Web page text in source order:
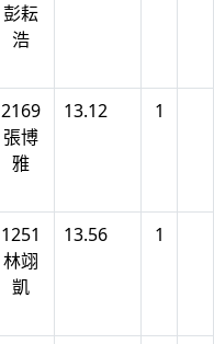
彭耘
浩
2169
張博
雅
13.12 1
1251
林翊
凱
13.56 1